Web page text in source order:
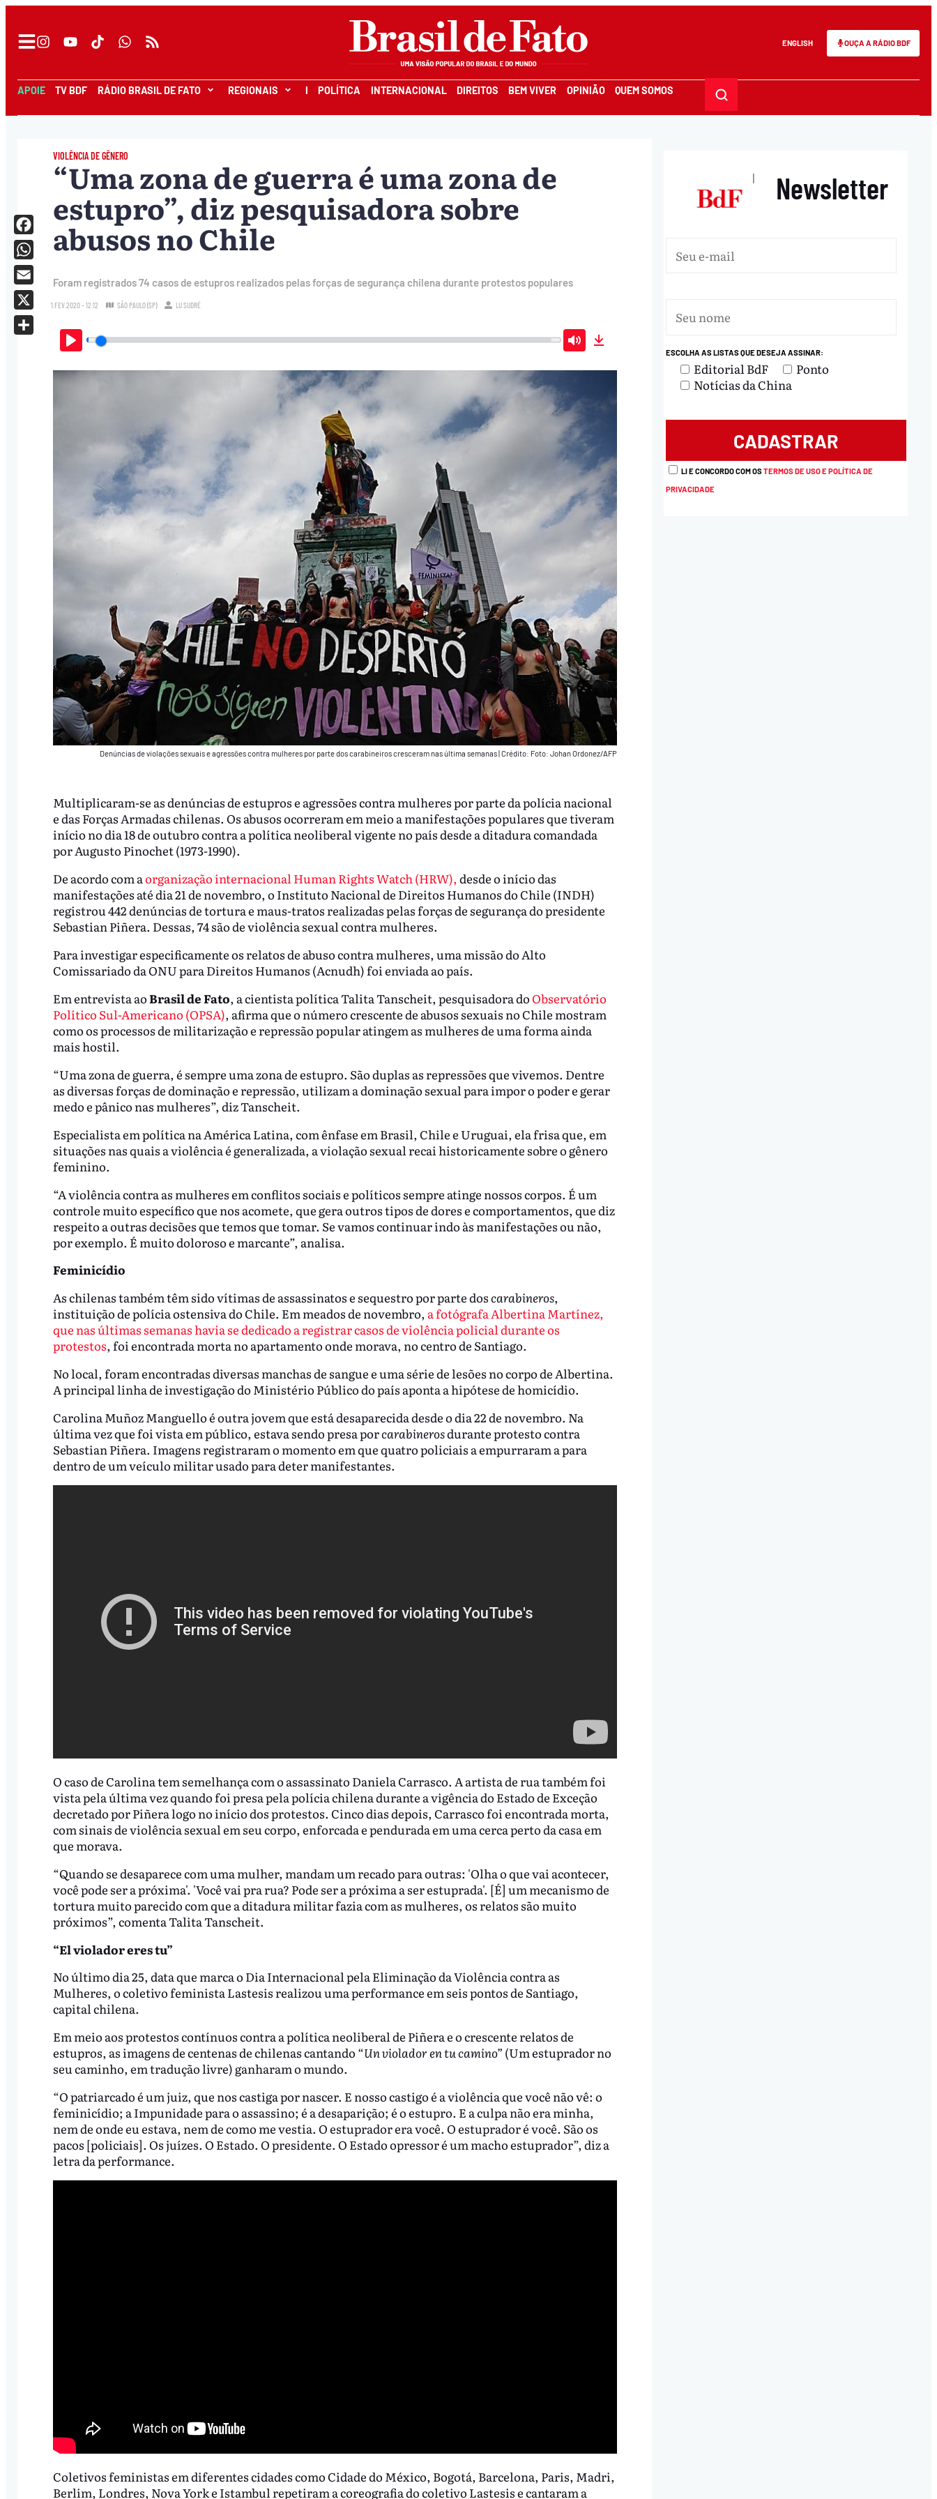
ENGLISH OUÇA A RÁDIO BDF
APOIE TV BDF RÁDIO BRASIL DE FATO REGIONAIS I POLÍTICA INTERNACIONAL DIREITOS BEM VIVER OPINIÃO QUEM SOMOS
VIOLÊNCIA DE GÊNERO
“Uma zona de guerra é uma zona de
estupro”, diz pesquisadora sobre
abusos no Chile
Foram registrados 74 casos de estupros realizados pelas forças de segurança chilena durante protestos populares
1.FEV.2020 - 12:12 SÃO PAULO (SP) LU SUDRÉ
Play Mute
Denúncias de violações sexuais e agressões contra mulheres por parte dos carabineiros cresceram nas última semanas|Crédito: Foto: Johan Ordonez/AFP
Multiplicaram-se as denúncias de estupros e agressões contra mulheres por parte da polícia nacional
e das Forças Armadas chilenas. Os abusos ocorreram em meio a manifestações populares que tiveram
início no dia 18 de outubro contra a política neoliberal vigente no país desde a ditadura comandada
por Augusto Pinochet (1973-1990).
De acordo com aorganização internacional Human Rights Watch (HRW), desde o início das
manifestações até dia 21 de novembro, o Instituto Nacional de Direitos Humanos do Chile (INDH)
registrou 442 denúncias de tortura e maus-tratos realizadas pelas forças de segurança do presidente
Sebastian Piñera. Dessas, 74 são de violência sexual contra mulheres.
Para investigar especificamente os relatos de abuso contra mulheres, uma missão do Alto
Comissariado da ONU para Direitos Humanos (Acnudh) foi enviada ao país.
Em entrevista aoBrasil de Fato, a cientista política Talita Tanscheit, pesquisadora doObservatório
Político Sul-Americano (OPSA), afirma que o número crescente de abusos sexuais no Chile mostram
como os processos de militarização e repressão popular atingem as mulheres de uma forma ainda
mais hostil.
“Uma zona de guerra, é sempre uma zona de estupro. São duplas as repressões que vivemos. Dentre
as diversas forças de dominação e repressão, utilizam a dominação sexual para impor o poder e gerar
medo e pânico nas mulheres”, diz Tanscheit.
Especialista em política na América Latina, com ênfase em Brasil, Chile e Uruguai, ela frisa que, em
situações nas quais a violência é generalizada, a violação sexual recai historicamente sobre o gênero
feminino.
“A violência contra as mulheres em conflitos sociais e políticos sempre atinge nossos corpos. É um
controle muito específico que nos acomete, que gera outros tipos de dores e comportamentos, que diz
respeito a outras decisões que temos que tomar. Se vamos continuar indo às manifestações ou não,
por exemplo. É muito doloroso e marcante”, analisa.
Feminicídio
As chilenas também têm sido vítimas de assassinatos e sequestro por parte doscarabineros,
instituição de polícia ostensiva do Chile. Em meados de novembro, a fotógrafa Albertina Martínez,
que nas últimas semanas havia se dedicado a registrar casos de violência policial durante os
protestos, foi encontrada morta no apartamento onde morava, no centro de Santiago.
No local, foram encontradas diversas manchas de sangue e uma série de lesões no corpo de Albertina.
A principal linha de investigação do Ministério Público do país aponta a hipótese de homicídio.
Carolina Muñoz Manguello é outra jovem que está desaparecida desde o dia 22 de novembro. Na
última vez que foi vista em público, estava sendo presa porcarabinerosdurante protesto contra
Sebastian Piñera. Imagens registraram o momento em que quatro policiais a empurraram a para
dentro de um veículo militar usado para deter manifestantes.
O caso de Carolina tem semelhança com o assassinato Daniela Carrasco. A artista de rua também foi
vista pela última vez quando foi presa pela polícia chilena durante a vigência do Estado de Exceção
decretado por Piñera logo no início dos protestos. Cinco dias depois, Carrasco foi encontrada morta,
com sinais de violência sexual em seu corpo, enforcada e pendurada em uma cerca perto da casa em
que morava.
“Quando se desaparece com uma mulher, mandam um recado para outras: 'Olha o que vai acontecer,
você pode ser a próxima'. 'Você vai pra rua? Pode ser a próxima a ser estuprada'. [É] um mecanismo de
tortura muito parecido com que a ditadura militar fazia com as mulheres, os relatos são muito
próximos”, comenta Talita Tanscheit.
“El violador eres tu”
No último dia 25, data que marca o Dia Internacional pela Eliminação da Violência contra as
Mulheres, o coletivo feminista Lastesis realizou uma performance em seis pontos de Santiago,
capital chilena.
Em meio aos protestos contínuos contra a política neoliberal de Piñera e o crescente relatos de
estupros, as imagens de centenas de chilenas cantando “Un violador en tu camino” (Um estuprador no
seu caminho, em tradução livre) ganharam o mundo.
“O patriarcado é um juiz, que nos castiga por nascer. E nosso castigo é a violência que você não vê: o
feminicídio; a Impunidade para o assassino; é a desaparição; é o estupro. E a culpa não era minha,
nem de onde eu estava, nem de como me vestia. O estuprador era você. O estuprador é você. São os
pacos [policiais]. Os juízes. O Estado. O presidente. O Estado opressor é um macho estuprador”, diz a
letra da performance.
Coletivos feministas em diferentes cidades como Cidade do México, Bogotá, Barcelona, Paris, Madri,
Berlim, Londres, Nova York e Istambul repetiram a coreografia do coletivo Lastesis e cantaram a
Facebook
WhatsApp
Email
X
| Newsletter
ESCOLHA AS LISTAS QUE DESEJA ASSINAR:
Editorial BdF
Ponto
Notícias da China
LI E CONCORDO COM OSTERMOS DE USO E POLÍTICA DE
PRIVACIDADE